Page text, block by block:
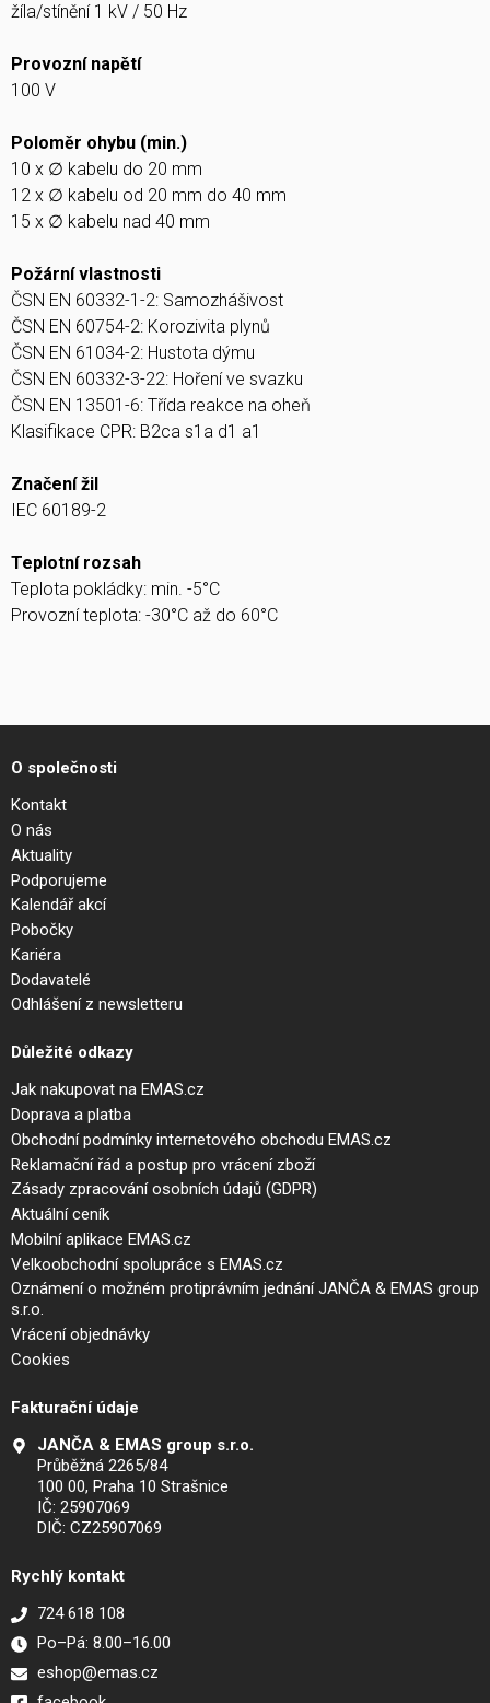
žíla/stínění 1 kV / 50 Hz
Provozní napětí
100 V
Poloměr ohybu (min.)
10 x ∅ kabelu do 20 mm
12 x ∅ kabelu od 20 mm do 40 mm
15 x ∅ kabelu nad 40 mm
Požární vlastnosti
ČSN EN 60332-1-2: Samozhášivost
ČSN EN 60754-2: Korozivita plynů
ČSN EN 61034-2: Hustota dýmu
ČSN EN 60332-3-22: Hoření ve svazku
ČSN EN 13501-6: Třída reakce na oheň
Klasifikace CPR: B2ca s1a d1 a1
Značení žil
IEC 60189-2
Teplotní rozsah
Teplota pokládky: min. -5°C
Provozní teplota: -30°C až do 60°C
O společnosti
Kontakt
O nás
Aktuality
Podporujeme
Kalendář akcí
Pobočky
Kariéra
Dodavatelé
Odhlášení z newsletteru
Důležité odkazy
Jak nakupovat na EMAS.cz
Doprava a platba
Obchodní podmínky internetového obchodu EMAS.cz
Reklamační řád a postup pro vrácení zboží
Zásady zpracování osobních údajů (GDPR)
Aktuální ceník
Mobilní aplikace EMAS.cz
Velkoobchodní spolupráce s EMAS.cz
Oznámení o možném protiprávním jednání JANČA & EMAS group
s.r.o.
Vrácení objednávky
Cookies
Fakturační údaje
JANČA & EMAS group s.r.o.
Průběžná 2265/84
100 00, Praha 10 Strašnice
IČ: 25907069
DIČ: CZ25907069
Rychlý kontakt
724 618 108
Po–Pá: 8.00–16.00
eshop@emas.cz